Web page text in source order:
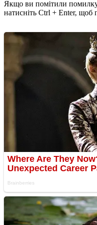
Якщо ви помітили помилку,
натисніть Ctrl + Enter, щоб